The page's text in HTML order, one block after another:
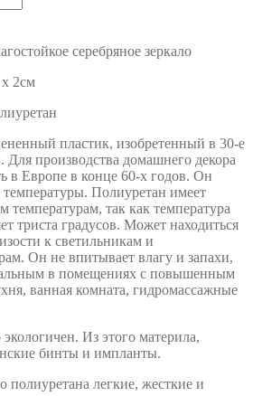
серебряное зеркало
2см
пластик, изобретенный в 30-е
производства домашнего декора
в Европе в конце 60-х годов. Он
Полиуретан имеет
температурам, так как температура
триста градусов. Может находиться
к светильникам и
Он не впитывает влагу и запахи,
в помещениях с повышенным
ванная комната, гидромассажные
Из этого материла,
бинты и импланты.
полиуретана легкие, жесткие и